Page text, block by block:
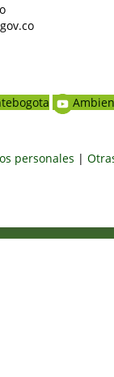
personales |